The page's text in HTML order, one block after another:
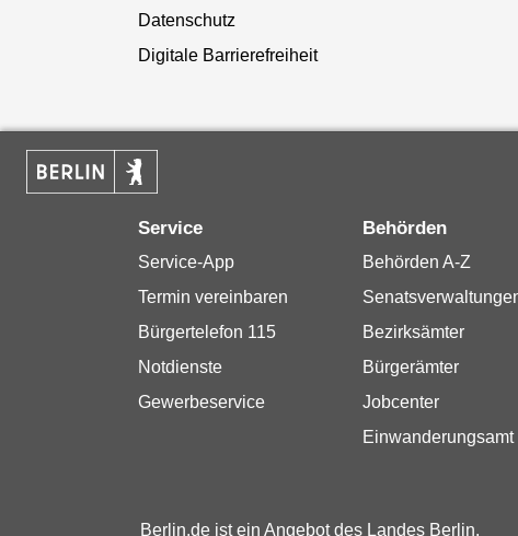
Datenschutz
Digitale Barrierefreiheit
Service
Service-App
Termin vereinbaren
Bürgertelefon 115
Notdienste
Gewerbeservice
Behörden
Behörden A-Z
Bezirksämter
Bürgerämter
Jobcenter
Einwanderungsamt
Berlin.de ist ein Angebot des Landes Berlin.